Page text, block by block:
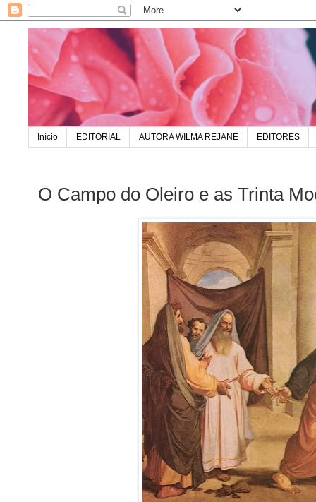
Início EDITORIAL AUTORA WILMA REJANE EDITORES
O Campo do Oleiro e as Trinta